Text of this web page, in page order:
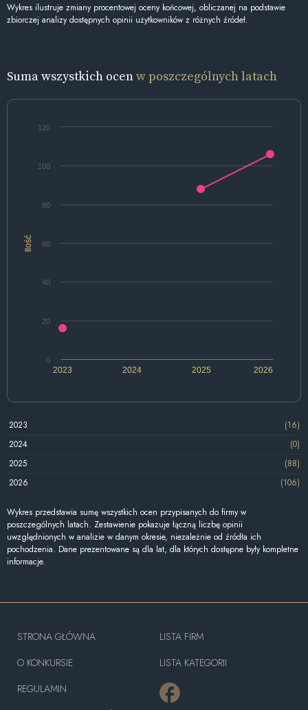
Wykres ilustruje zmiany procentowej oceny końcowej, obliczanej na podstawie
zbiorczej analizy dostępnych opinii użytkowników z różnych źródeł.
Suma wszystkich ocenw poszczególnych latach
Ilość
2024 2026
2023 2025
0
20
40
60
80
100
120
2023
(16)
2024
(0)
2025
(88)
2026
(106)
Wykres przedstawia sumę wszystkich ocen przypisanych do firmy w
poszczególnych latach. Zestawienie pokazuje łączną liczbę opinii
uwzględnionych w analizie w danym okresie, niezależnie od źródła ich
pochodzenia. Dane prezentowane są dla lat, dla których dostępne były kompletne
informacje.
STRONA GŁÓWNA
O KONKURSIE
REGULAMIN
LISTA FIRM
LISTA KATEGORII